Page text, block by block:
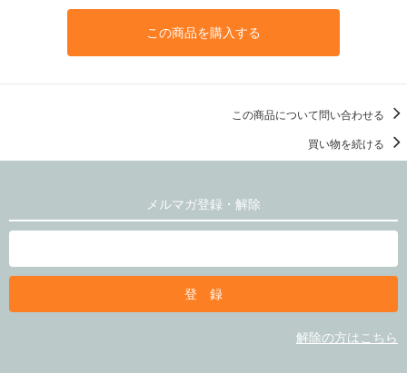
この商品を購入する
この商品について問い合わせる
買い物を続ける
メルマガ登録・解除
解除の方はこちら